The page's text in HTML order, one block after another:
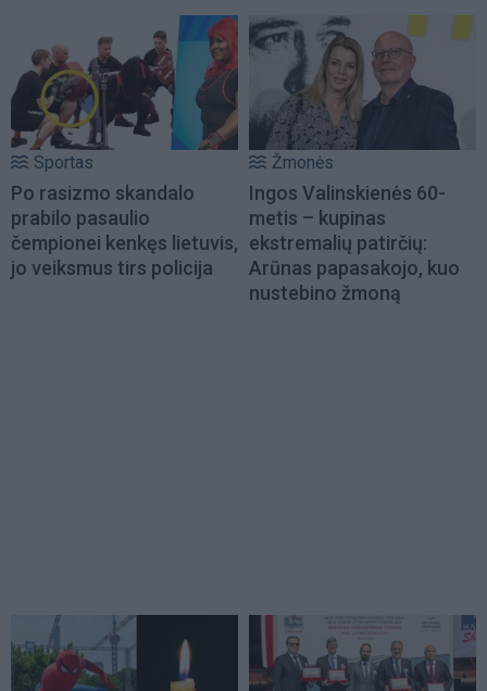
Sportas
Po rasizmo skandalo
prabilo pasaulio
čempionei kenkęs lietuvis,
jo veiksmus tirs policija
Žmonės
Ingos Valinskienės 60-
metis – kupinas
ekstremalių patirčių:
Arūnas papasakojo, kuo
nustebino žmoną